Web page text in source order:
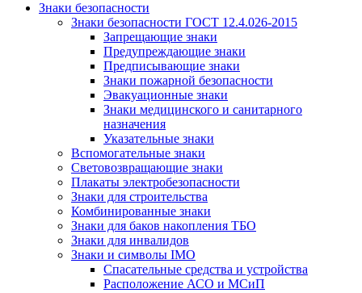
Знаки безопасности
Знаки безопасности ГОСТ 12.4.026-2015
Запрещающие знаки
Предупреждающие знаки
Предписывающие знаки
Знаки пожарной безопасности
Эвакуационные знаки
Знаки медицинского и санитарного
назначения
Указательные знаки
Вспомогательные знаки
Световозвращающие знаки
Плакаты электробезопасности
Знаки для строительства
Комбинированные знаки
Знаки для баков накопления ТБО
Знаки для инвалидов
Знаки и символы IMO
Спасательные средства и устройства
Расположение АСО и МСиП